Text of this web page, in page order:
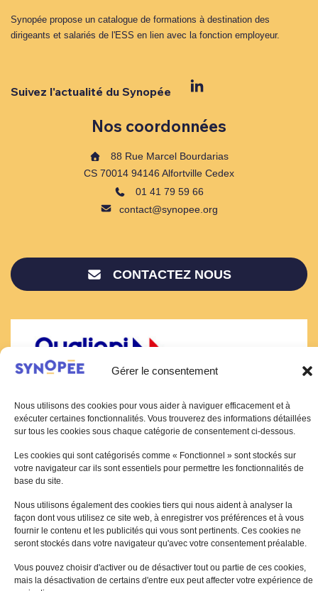
Gérer le consentement
Nous utilisons des cookies pour vous aider à naviguer efficacement et à
exécuter certaines fonctionnalités. Vous trouverez des informations détaillées
sur tous les cookies sous chaque catégorie de consentement ci-dessous.
Les cookies qui sont catégorisés comme « Fonctionnel » sont stockés sur
votre navigateur car ils sont essentiels pour permettre les fonctionnalités de
base du site.
Nous utilisons également des cookies tiers qui nous aident à analyser la
façon dont vous utilisez ce site web, à enregistrer vos préférences et à vous
fournir le contenu et les publicités qui vous sont pertinents. Ces cookies ne
seront stockés dans votre navigateur qu'avec votre consentement préalable.
Vous pouvez choisir d'activer ou de désactiver tout ou partie de ces cookies,
mais la désactivation de certains d'entre eux peut affecter votre expérience de
Synopée propose un catalogue de formations à destination des
dirigeants et salariés de l'ESS en lien avec la fonction employeur.
Suivez l'actualité du Synopée
Nos coordonnées
88 Rue Marcel Bourdarias
CS 70014 94146 Alfortville Cedex
01 41 79 59 66
contact@synopee.org
CONTACTEZ NOUS
Plan du site ⋅ Mentions légales ⋅ Charte d’utilisation des cookies ⋅
Protection des données personnelles
© 2026 - Synopée